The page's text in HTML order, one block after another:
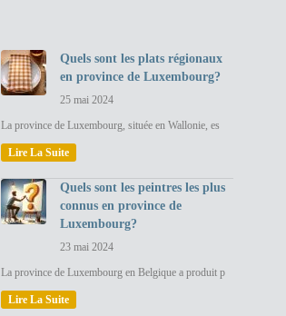
Quels sont les plats régionaux
en province de Luxembourg?
25 mai 2024
La province de Luxembourg, située en Wallonie, es
Lire La Suite
Quels sont les peintres les plus
connus en province de
Luxembourg?
23 mai 2024
La province de Luxembourg en Belgique a produit p
Lire La Suite